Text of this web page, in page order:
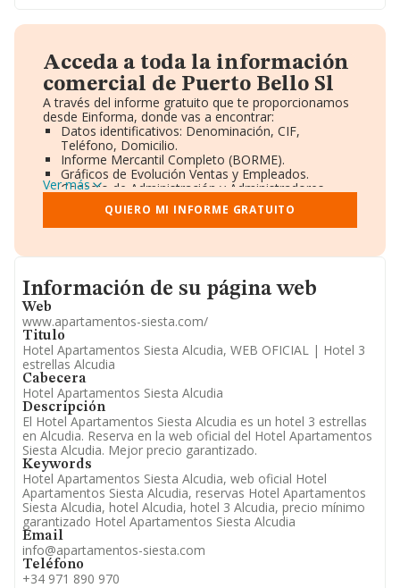
Acceda a toda la información
comercial de Puerto Bello Sl
A través del informe gratuito que te proporcionamos
desde Einforma, donde vas a encontrar:
Datos identificativos: Denominación, CIF,
Teléfono, Domicilio.
Informe Mercantil Completo (BORME).
Gráficos de Evolución Ventas y Empleados.
Consejo de Administración y Administradores.
Directivos y Ejecutivos.
Accionistas.
Participaciones y Vinculaciones en otras empresas.
Información oficial y registral complementaria.
Ver más
QUIERO MI INFORME GRATUITO
Informacion de su página web
Información de su página web
Web
www.apartamentos-siesta.com/
Titulo
Hotel Apartamentos Siesta Alcudia, WEB OFICIAL | Hotel 3
estrellas Alcudia
Cabecera
Hotel Apartamentos Siesta Alcudia
Descripción
El Hotel Apartamentos Siesta Alcudia es un hotel 3 estrellas
en Alcudia. Reserva en la web oficial del Hotel Apartamentos
Siesta Alcudia. Mejor precio garantizado.
Keywords
Hotel Apartamentos Siesta Alcudia, web oficial Hotel
Apartamentos Siesta Alcudia, reservas Hotel Apartamentos
Siesta Alcudia, hotel Alcudia, hotel 3 Alcudia, precio mínimo
garantizado Hotel Apartamentos Siesta Alcudia
Email
info@apartamentos-siesta.com
Teléfono
+34 971 890 970